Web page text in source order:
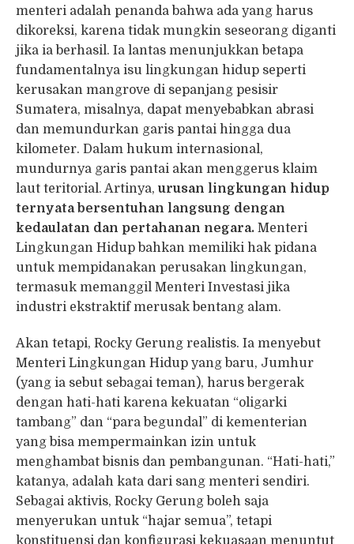
menteri adalah penanda bahwa ada yang harus
dikoreksi, karena tidak mungkin seseorang diganti
jika ia berhasil. Ia lantas menunjukkan betapa
fundamentalnya isu lingkungan hidup seperti
kerusakan mangrove di sepanjang pesisir
Sumatera, misalnya, dapat menyebabkan abrasi
dan memundurkan garis pantai hingga dua
kilometer. Dalam hukum internasional,
mundurnya garis pantai akan menggerus klaim
laut teritorial. Artinya, urusan lingkungan hidup
ternyata bersentuhan langsung dengan
kedaulatan dan pertahanan negara. Menteri
Lingkungan Hidup bahkan memiliki hak pidana
untuk mempidanakan perusakan lingkungan,
termasuk memanggil Menteri Investasi jika
industri ekstraktif merusak bentang alam.
Akan tetapi, Rocky Gerung realistis. Ia menyebut
Menteri Lingkungan Hidup yang baru, Jumhur
(yang ia sebut sebagai teman), harus bergerak
dengan hati-hati karena kekuatan “oligarki
tambang” dan “para begundal” di kementerian
yang bisa mempermainkan izin untuk
menghambat bisnis dan pembangunan. “Hati-hati,”
katanya, adalah kata dari sang menteri sendiri.
Sebagai aktivis, Rocky Gerung boleh saja
menyerukan untuk “hajar semua”, tetapi
konstituensi dan konfigurasi kekuasaan menuntut